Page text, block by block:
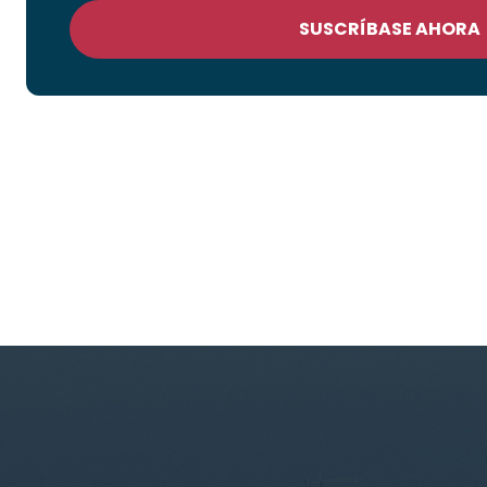
SUSCRÍBASE AHORA